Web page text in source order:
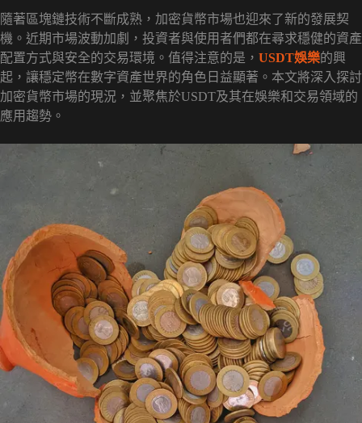
隨著區塊鏈技術不斷成熟，加密貨幣市場也迎來了新的發展契
機。近期市場波動加劇，投資者與使用者們都在尋求穩健的資產
配置方式與安全的交易環境。值得注意的是， USDT娛樂的興
起，讓穩定幣在數字資產世界的角色日益顯著。本文將深入探討
加密貨幣市場的現況，並聚焦於USDT及其在娛樂和交易領域的
應用趨勢。